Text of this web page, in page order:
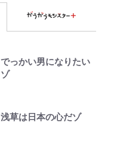
なデザイン｣｢今年は
2nd買おうかな｣
浦和と千葉の首をかし
げる主力放出、柏リカ
な外国人選手は【Jリー
グ開幕｢初めての秋春
でっかい男になりたい
ゾ
浅草は日本の心だゾ